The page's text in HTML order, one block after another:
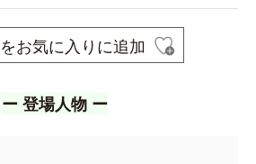
お気に入りに追加
ー 登場人物 ー